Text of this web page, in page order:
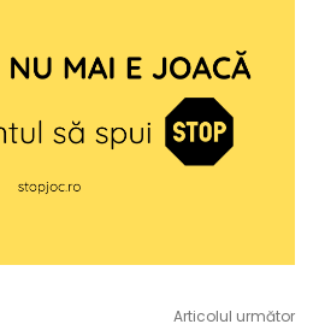
Articolul următor